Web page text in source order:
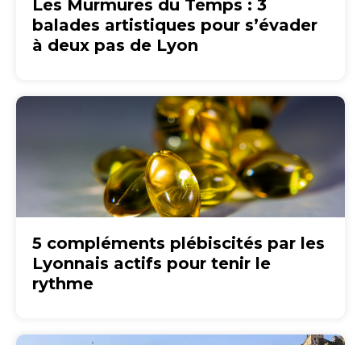
Les Murmures du Temps : 3
balades artistiques pour s’évader
à deux pas de Lyon
5 compléments plébiscités par les
Lyonnais actifs pour tenir le
rythme